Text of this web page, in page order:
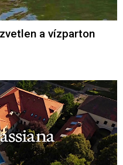
a vízparton